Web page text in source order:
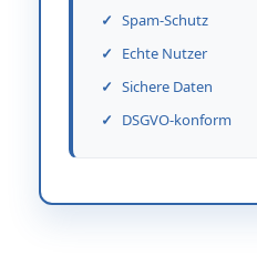
Spam-Schutz
Echte Nutzer
Sichere Daten
DSGVO-konform